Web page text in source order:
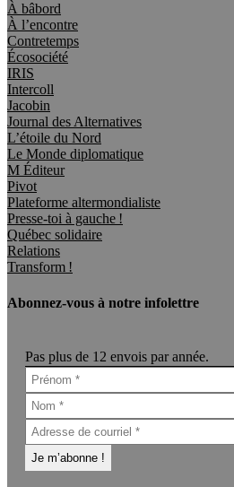
À bâbord
À l’encontre
Contretemps
Écosociété
IRIS
Intercoll
Jacobin
Journal des Alternatives
L’étoile du Nord
Le Monde diplomatique
M Éditeur
Pivot
Plateforme altermondialiste
Presse-toi à gauche !
Québec solidaire
Relations
Transform !
Abonnez-vous à notre infolettre
Pas plus de 12 envois par année.